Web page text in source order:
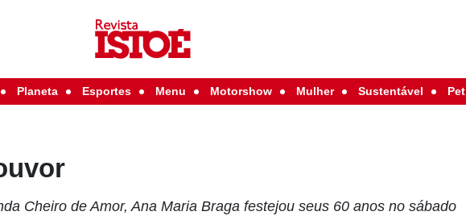
Planeta Esportes Menu Motorshow Mulher Sustentável Pet
Cheiro de Amor, Ana Maria Braga festejou seus 60 anos no sábado